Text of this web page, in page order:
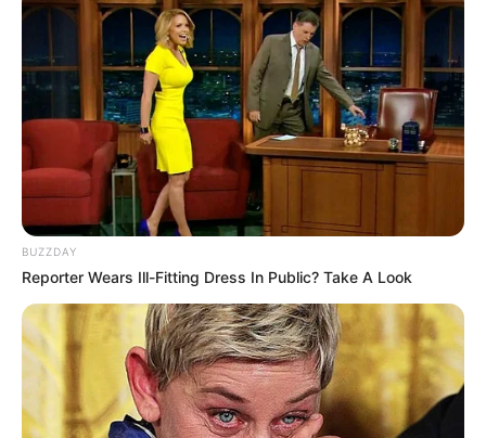
INSPIRASI
Mengenal Sugar Glider, Fakta
BUZZDAY
Reporter Wears Ill-Fitting Dress In Public? Take A Look